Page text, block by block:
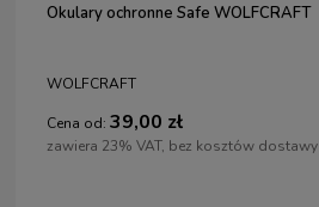
Okulary ochronne Safe WOLFCRAFT
WOLFCRAFT
Cena od: 39,00 zł
zawiera 23% VAT, bez kosztów dostawy